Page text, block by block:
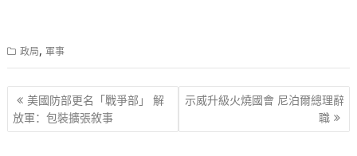
政局,軍事
文
章
美國防部更名「戰爭部」 解
放軍：包裝擴張敘事
示威升級火燒國會 尼泊爾總理辭
職